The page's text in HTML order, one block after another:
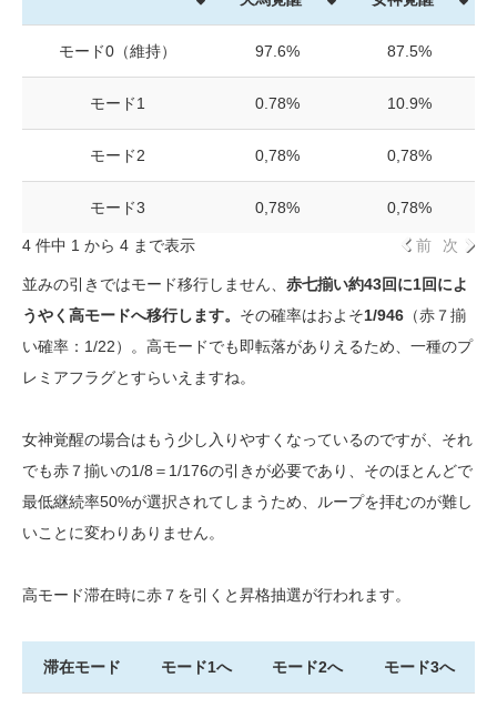
モード0（維持） 97.6% 87.5%
モード1 0.78% 10.9%
モード2 0,78% 0,78%
モード3 0,78% 0,78%
4 件中 1 から 4 まで表示 前 次
並みの引きではモード移行しません、 赤七揃い約43回に1回によ
うやく高モードへ移行します。 その確率はおよそ1/946 （赤７揃
い確率：1/22）。高モードでも即転落がありえるため、一種のプ
レミアフラグとすらいえますね。
女神覚醒の場合はもう少し入りやすくなっているのですが、それ
でも赤７揃いの1/8＝1/176の引きが必要であり、そのほとんどで
最低継続率50%が選択されてしまうため、ループを拝むのが難し
いことに変わりありません。
高モード滞在時に赤７を引くと昇格抽選が行われます。
滞在モード モード1へ モード2へ モード3へ